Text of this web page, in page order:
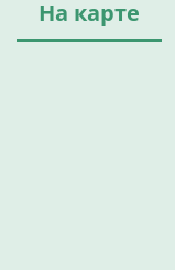
На карте